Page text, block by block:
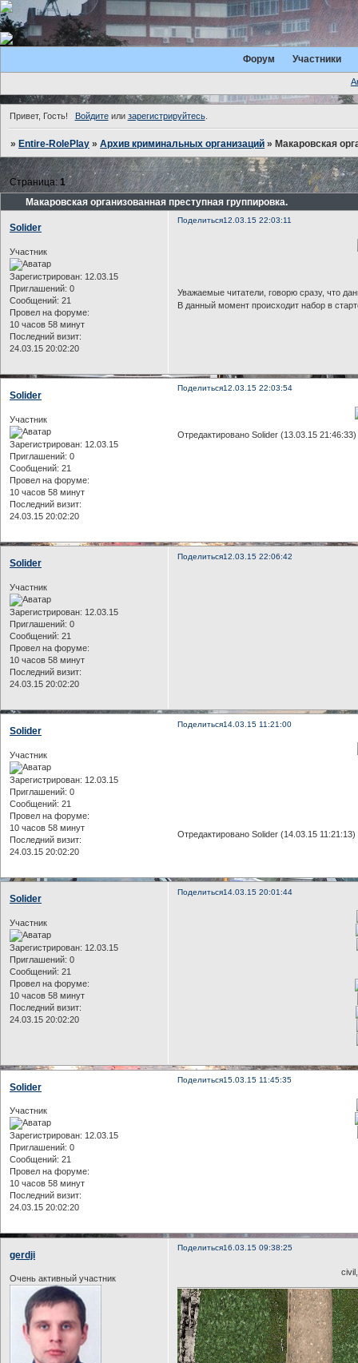
Форум Участники
Привет, Гость! Войдитеили зарегистрируйтесь.
»Entire-RolePlay »Архив криминальных организаций »Макаровская
Макаровская организованная преступная группировка.
Страница:1
Поделиться12.03.15 22:03:11
Solider
Участник
Зарегистрирован: 12.03.15
Приглашений: 0
Сообщений: 21
Провел на форуме:
10 часов 58 минут
Последний визит:
24.03.15 20:02:20
Уважаемые читатели, говорю сразу, что
В данный момент происходит набор в
Поделиться12.03.15 22:03:54
Solider
Участник
Зарегистрирован: 12.03.15
Приглашений: 0
Сообщений: 21
Провел на форуме:
10 часов 58 минут
Последний визит:
24.03.15 20:02:20
Отредактировано Solider (13.03.15 21:46:33)
Поделиться12.03.15 22:06:42
Solider
Участник
Зарегистрирован: 12.03.15
Приглашений: 0
Сообщений: 21
Провел на форуме:
10 часов 58 минут
Последний визит:
24.03.15 20:02:20
Поделиться14.03.15 11:21:00
Solider
Участник
Зарегистрирован: 12.03.15
Приглашений: 0
Сообщений: 21
Провел на форуме:
10 часов 58 минут
Последний визит:
24.03.15 20:02:20
Отредактировано Solider (14.03.15 11:21:13)
Поделиться14.03.15 20:01:44
Solider
Участник
Зарегистрирован: 12.03.15
Приглашений: 0
Сообщений: 21
Провел на форуме:
10 часов 58 минут
Последний визит:
24.03.15 20:02:20
Поделиться15.03.15 11:45:35
Solider
Участник
Зарегистрирован: 12.03.15
Приглашений: 0
Сообщений: 21
Провел на форуме:
10 часов 58 минут
Последний визит:
24.03.15 20:02:20
Поделиться16.03.15 09:38:25
gerdji
Очень активный участник